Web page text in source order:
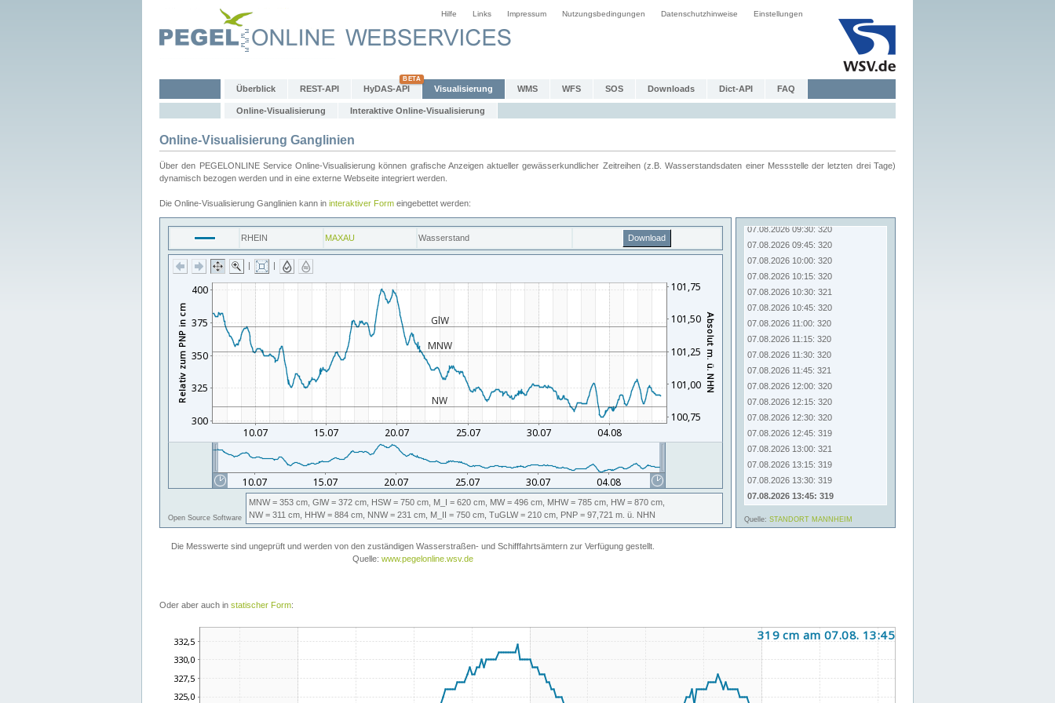
Hilfe Links Impressum Nutzungsbedingungen Datenschutzhinweise Einstellungen
Überblick REST-API HyDAS-API Visualisierung WMS WFS SOS Downloads Dict-API FAQ
Online-Visualisierung Interaktive Online-Visualisierung
Online-Visualisierung Ganglinien
Über den PEGELONLINE Service Online-Visualisierung können grafische Anzeigen aktueller gewässerkundlicher Zeitreihen (z.B. Wasserstandsdaten einer Messstelle der letzten drei Tage)
dynamisch bezogen werden und in eine externe Webseite integriert werden.
Die Online-Visualisierung Ganglinien kann in interaktiver Form eingebettet werden:
Oder aber auch in statischer Form: